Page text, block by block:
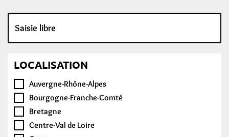
LOCALISATION
Auvergne-Rhône-Alpes
Bourgogne-Franche-Comté
Bretagne
Centre-Val de Loire